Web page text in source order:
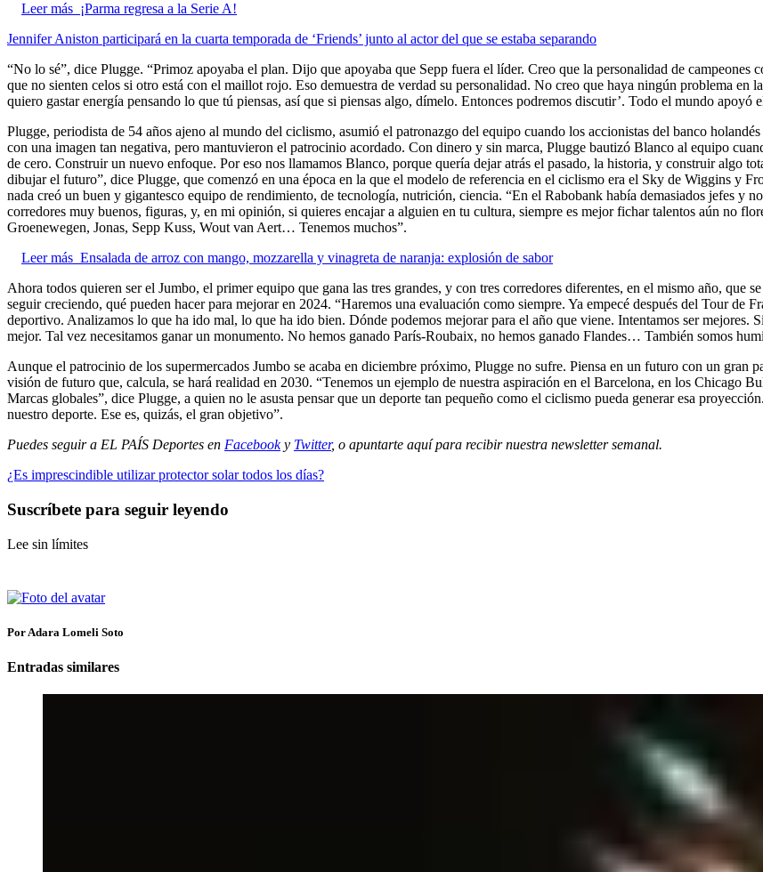
Leer más ¡Parma regresa a la Serie A!
Jennifer Aniston participará en la cuarta temporada de ‘Friends’ junto al actor del que se estaba separando
“No lo sé”, dice Plugge. “Primoz apoyaba el plan. Dijo que apoyaba que Sepp fuera el líder. Creo que la personalidad de campeones
que no sienten celos si otro está con el maillot rojo. Eso demuestra de verdad su personalidad. No creo que haya ningún problema
quiero gastar energía pensando lo que tú piensas, así que si piensas algo, dímelo. Entonces podremos discutir’. Todo el mundo apoyó
Plugge, periodista de 54 años ajeno al mundo del ciclismo, asumió el patronazgo del equipo cuando los accionistas del banco
con una imagen tan negativa, pero mantuvieron el patrocinio acordado. Con dinero y sin marca, Plugge bautizó Blanco al equipo
de cero. Construir un nuevo enfoque. Por eso nos llamamos Blanco, porque quería dejar atrás el pasado, la historia, y construir algo
dibujar el futuro”, dice Plugge, que comenzó en una época en la que el modelo de referencia en el ciclismo era el Sky de Wiggins y
nada creó un buen y gigantesco equipo de rendimiento, de tecnología, nutrición, ciencia. “En el Rabobank había demasiados jefes y
corredores muy buenos, figuras, y, en mi opinión, si quieres encajar a alguien en tu cultura, siempre es mejor fichar talentos aún no
Groenewegen, Jonas, Sepp Kuss, Wout van Aert… Tenemos muchos”.
Leer más Ensalada de arroz con mango, mozzarella y vinagreta de naranja: explosión de sabor
Ahora todos quieren ser el Jumbo, el primer equipo que gana las tres grandes, y con tres corredores diferentes, en el mismo año, que
seguir creciendo, qué pueden hacer para mejorar en 2024. “Haremos una evaluación como siempre. Ya empecé después del Tour
deportivo. Analizamos lo que ha ido mal, lo que ha ido bien. Dónde podemos mejorar para el año que viene. Intentamos ser mejores.
mejor. Tal vez necesitamos ganar un monumento. No hemos ganado París-Roubaix, no hemos ganado Flandes… También somos
Aunque el patrocinio de los supermercados Jumbo se acaba en diciembre próximo, Plugge no sufre. Piensa en un futuro con un gran
visión de futuro que, calcula, se hará realidad en 2030. “Tenemos un ejemplo de nuestra aspiración en el Barcelona, en los Chicago
Marcas globales”, dice Plugge, a quien no le asusta pensar que un deporte tan pequeño como el ciclismo pueda generar esa
nuestro deporte. Ese es, quizás, el gran objetivo”.
Puedes seguir a EL PAÍS Deportes en Facebooky Twitter, o apuntarte aquí para recibirnuestra newsletter semanal.
¿Es imprescindible utilizar protector solar todos los días?
Suscríbete para seguir leyendo
Lee sin límites
Por Adara Lomeli Soto
Entradas similares